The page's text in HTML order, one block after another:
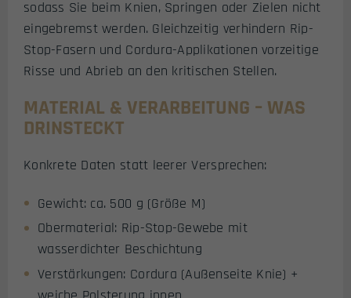
sodass Sie beim Knien, Springen oder Zielen nicht
eingebremst werden. Gleichzeitig verhindern Rip-
Stop-Fasern und Cordura-Applikationen vorzeitige
Risse und Abrieb an den kritischen Stellen.
MATERIAL & VERARBEITUNG – WAS
DRINSTECKT
Konkrete Daten statt leerer Versprechen:
Gewicht: ca. 500 g (Größe M)
Obermaterial: Rip-Stop-Gewebe mit
wasserdichter Beschichtung
Verstärkungen: Cordura (Außenseite Knie) +